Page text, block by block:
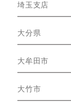
埼玉支店
大分県
大牟田市
大竹市